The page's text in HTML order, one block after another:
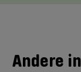
Andere